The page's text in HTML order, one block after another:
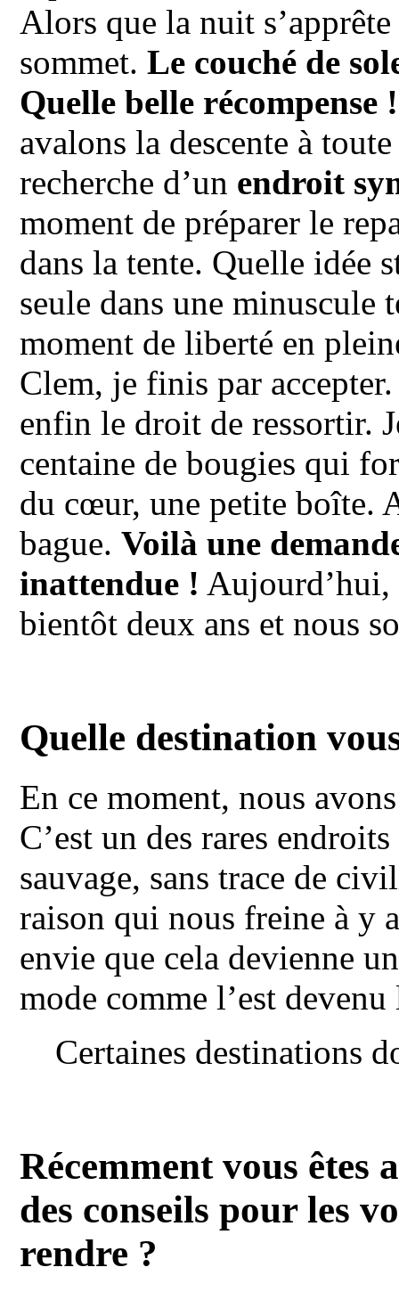
Alors que la nuit
sommet.Le couché de
Quelle belle récompense !
avalons la descente à
recherche d’un endroit
moment de préparer le
dans la tente. Quelle idée
seule dans une minuscule
moment de liberté en
Clem, je finis par
enfin le droit de ressortir.
centaine de bougies qui
du cœur, une petite boîte.
bague.Voilà une
inattendue ! Aujourd’hui,
bientôt deux ans et nous
Quelle destination
En ce moment, nous avons
C’est un des rares
sauvage, sans trace de
raison qui nous freine à y
envie que cela devienne
mode comme l’est devenu
Certaines destinations
Récemment vous êtes
des conseils pour les
rendre ?